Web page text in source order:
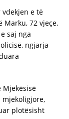
vdekjen e të
72 vjeçe.
saj nga
ngjarja
mjekoligjore,
plotësisht